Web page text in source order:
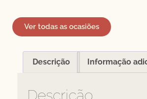
Ver todas as ocasiões
Descrição Informação
Descrição